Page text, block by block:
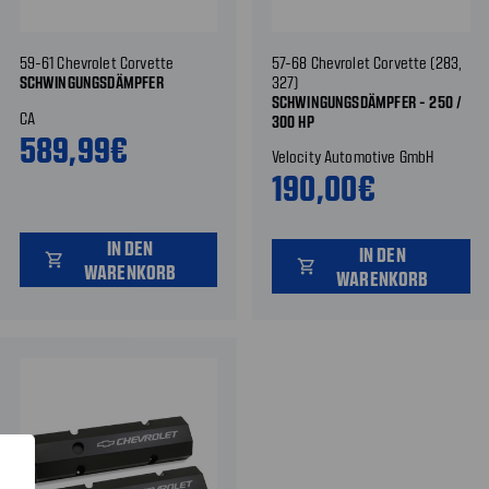
59-61 Chevrolet Corvette
SCHWINGUNGSDÄMPFER
CA
589,99€
shopping_cart
IN DEN
WARENKORB
57-68 Chevrolet Corvette (283,
327)
SCHWINGUNGSDÄMPFER - 250 /
300 HP
Velocity Automotive GmbH
190,00€
shopping_cart
IN DEN
WARENKORB